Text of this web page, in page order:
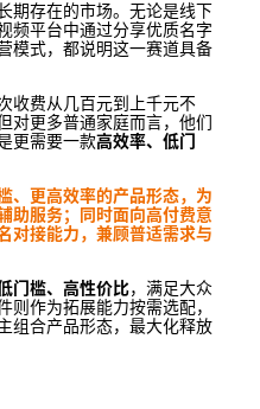
期存在的市场。无论是线下
频平台中通过分享优质名字
模式，都说明这一赛道具备
收费从几百元到上千元不
对更多普通家庭而言，他们
更需要一款高效率、低门
、更高效率的产品形态，为
助服务；同时面向高付费意
对接能力，兼顾普适需求与
门槛、高性价比，满足大众
则作为拓展能力按需选配，
组合产品形态，最大化释放